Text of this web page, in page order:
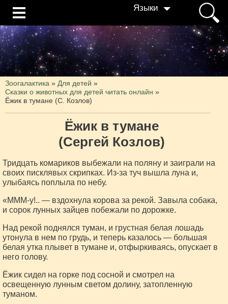
Языки
Зоогалактика » Для детей »
Сказки о животных для детей читать онлайн »
Ёжик в тумане (С. Козлов)
Ёжик в тумане
(Сергей Козлов)
Тридцать комариков выбежали на поляну и заиграли на
своих писклявых скрипках. Из-за туч вышла луна и,
улыбаясь поплыла по небу.
«МММ-у!.. — вздохнула корова за рекой. Завыла собака,
и сорок лунных зайцев побежали по дорожке.
Над рекой поднялся туман, и грустная белая лошадь
утонула в нем по грудь, и теперь казалось — большая
белая утка плывет в тумане и, отфыркиваясь, опускает в
него голову.
Ёжик сидел на горке под сосной и смотрел на
освещенную лунным светом долину, затопленную
туманом.